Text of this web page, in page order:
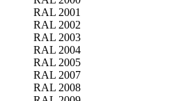
RAL 2001
RAL 2002
RAL 2003
RAL 2004
RAL 2005
RAL 2007
RAL 2008